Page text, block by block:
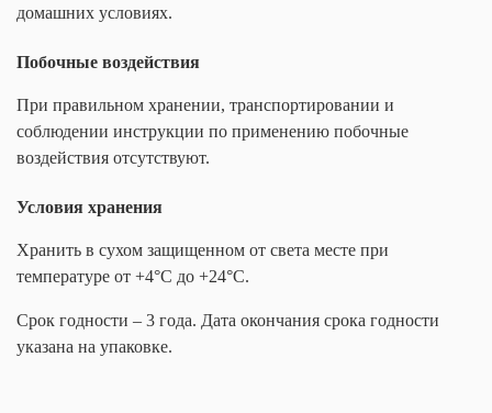
домашних условиях.
Побочные воздействия
При правильном хранении, транспортировании и
соблюдении инструкции по применению побочные
воздействия отсутствуют.
Условия хранения
Хранить в сухом защищенном от света месте при
температуре от +4°С до +24°С.
Срок годности – 3 года. Дата окончания срока годности
указана на упаковке.